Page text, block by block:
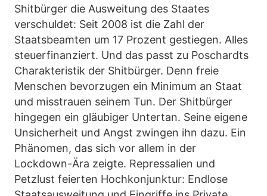
Shitbürger die Ausweitung des Staates
verschuldet: Seit 2008 ist die Zahl der
Staatsbeamten um 17 Prozent gestiegen. Alles
steuerfinanziert. Und das passt zu Poschardts
Charakteristik der Shitbürger. Denn freie
Menschen bevorzugen ein Minimum an Staat
und misstrauen seinem Tun. Der Shitbürger
hingegen ein gläubiger Untertan. Seine eigene
Unsicherheit und Angst zwingen ihn dazu. Ein
Phänomen, das sich vor allem in der
Lockdown-Ära zeigte. Repressalien und
Petzlust feierten Hochkonjunktur: Endlose